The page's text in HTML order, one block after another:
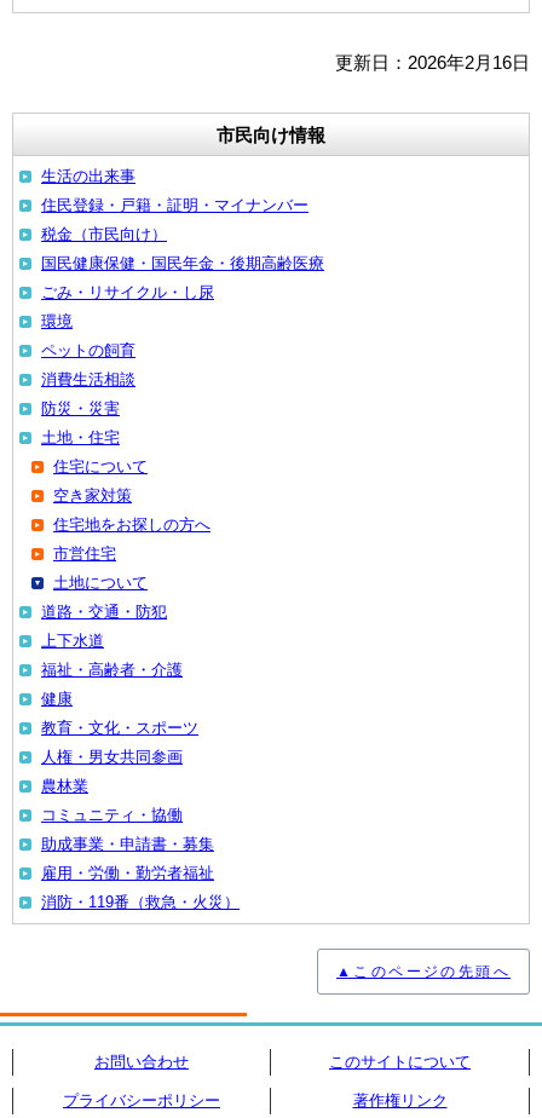
更新日：2026年2月16日
市民向け情報
生活の出来事
住民登録・戸籍・証明・マイナンバー
税金（市民向け）
国民健康保健・国民年金・後期高齢医療
ごみ・リサイクル・し尿
環境
ペットの飼育
消費生活相談
防災・災害
土地・住宅
住宅について
空き家対策
住宅地をお探しの方へ
市営住宅
土地について
道路・交通・防犯
上下水道
福祉・高齢者・介護
健康
教育・文化・スポーツ
人権・男女共同参画
農林業
コミュニティ・協働
助成事業・申請書・募集
雇用・労働・勤労者福祉
消防・119番（救急・火災）
▲このページの先頭へ
お問い合わせ このサイトについて
プライバシーポリシー 著作権リンク